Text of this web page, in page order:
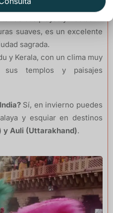
suaves, es un excelente
sagrada.
y Kerala, con un clima muy
sus templos y paisajes
Sí, en invierno puedes
y esquiar en destinos
y Auli (Uttarakhand).